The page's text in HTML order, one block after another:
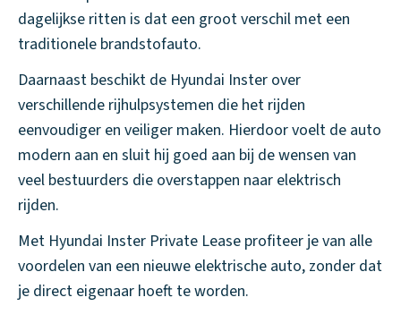
dagelijkse ritten is dat een groot verschil met een
traditionele brandstofauto.
Daarnaast beschikt de Hyundai Inster over
verschillende rijhulpsystemen die het rijden
eenvoudiger en veiliger maken. Hierdoor voelt de auto
modern aan en sluit hij goed aan bij de wensen van
veel bestuurders die overstappen naar elektrisch
rijden.
Met Hyundai Inster Private Lease profiteer je van alle
voordelen van een nieuwe elektrische auto, zonder dat
je direct eigenaar hoeft te worden.